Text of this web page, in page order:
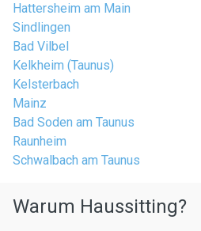
Hattersheim am Main
Sindlingen
Bad Vilbel
Kelkheim (Taunus)
Kelsterbach
Mainz
Bad Soden am Taunus
Raunheim
Schwalbach am Taunus
Warum Haussitting?